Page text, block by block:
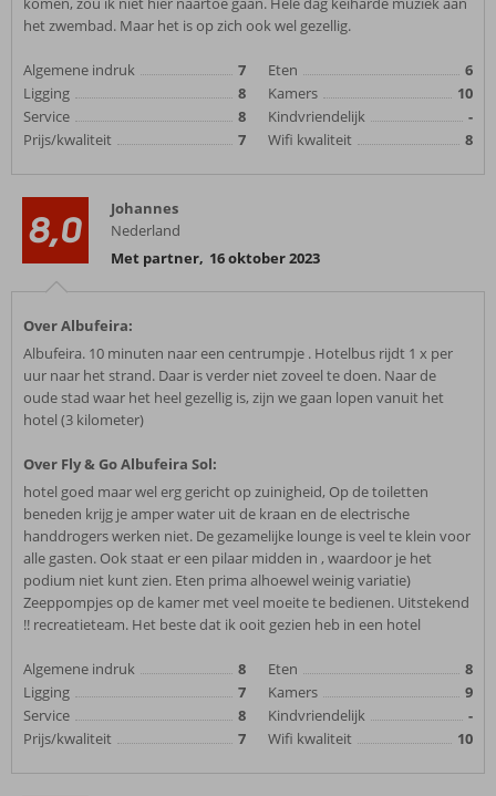
het zwembad. Maar het is op zich ook wel gezellig.
Algemene indruk
7
Ligging
8
Service
8
Prijs/kwaliteit
7
Eten
6
Kamers
10
Kindvriendelijk
-
Wifi kwaliteit
8
8,0
Johannes
Nederland
Met partner, 16 oktober 2023
Over Albufeira:
Albufeira. 10 minuten naar een centrumpje . Hotelbus rijdt 1 x per
uur naar het strand. Daar is verder niet zoveel te doen. Naar de
oude stad waar het heel gezellig is, zijn we gaan lopen vanuit het
hotel (3 kilometer)
Over Fly & Go Albufeira Sol:
hotel goed maar wel erg gericht op zuinigheid, Op de toiletten
beneden krijg je amper water uit de kraan en de electrische
handdrogers werken niet. De gezamelijke lounge is veel te klein voor
alle gasten. Ook staat er een pilaar midden in , waardoor je het
podium niet kunt zien. Eten prima alhoewel weinig variatie)
Zeeppompjes op de kamer met veel moeite te bedienen. Uitstekend
!! recreatieteam. Het beste dat ik ooit gezien heb in een hotel
Algemene indruk
8
Ligging
7
Service
8
Prijs/kwaliteit
7
Eten
8
Kamers
9
Kindvriendelijk
-
Wifi kwaliteit
10